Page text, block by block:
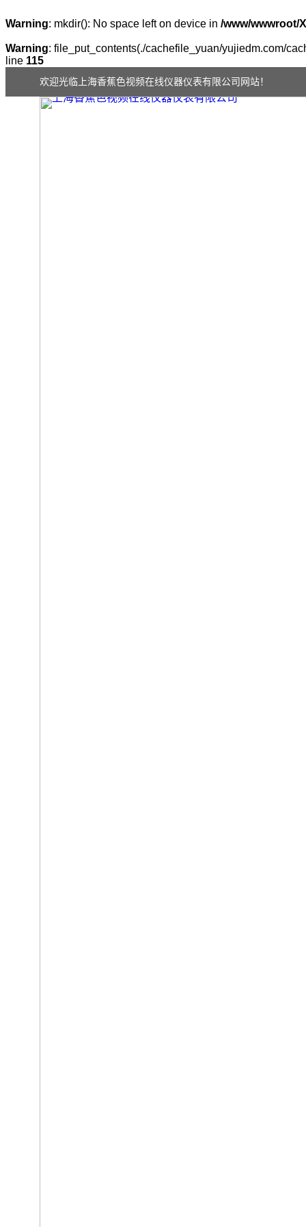
Warning: mkdir(): No space left on device in /www/wwwroot/
Warning: file_put_contents(./cachefile_yuan/yujiedm.com/
line 115
欢迎光临上海香蕉色视频在线仪器仪表有限公司网站！